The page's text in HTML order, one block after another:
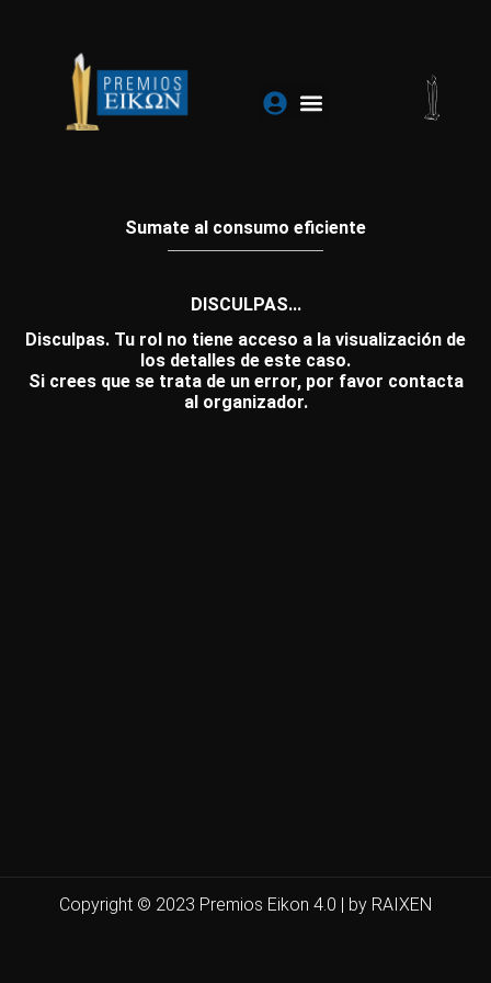
contenido
Sumate al consumo eficiente
DISCULPAS...
Disculpas. Tu rol no tiene acceso a la visualización de
los detalles de este caso.
Si crees que se trata de un error, por favor contacta
al organizador.
Copyright © 2023 Premios Eikon 4.0 | by RAIXEN